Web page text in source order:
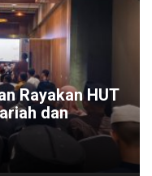
Rayakan HUT
dan